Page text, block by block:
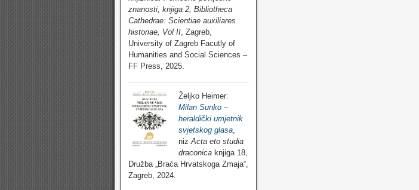
znanosti, knjiga 2, Bibliotheca
Cathedrae: Scientiae auxiliares
historiae, Vol II, Zagreb,
University of Zagreb Facutly of
Humanities and Social Sciences –
FF Press, 2025.
Željko Heimer:
Milan Sunko –
heraldički umjetnik
svjetskog glasa
niz Acta eto studia
draconica knjiga 18,
Družba „Braća Hrvatskoga Zmaja“,
Zagreb, 2024.